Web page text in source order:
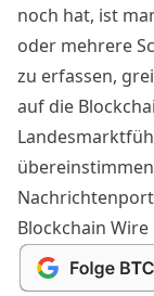
noch hat, ist
oder mehrere
zu erfassen,
auf die
Blockchain Wire